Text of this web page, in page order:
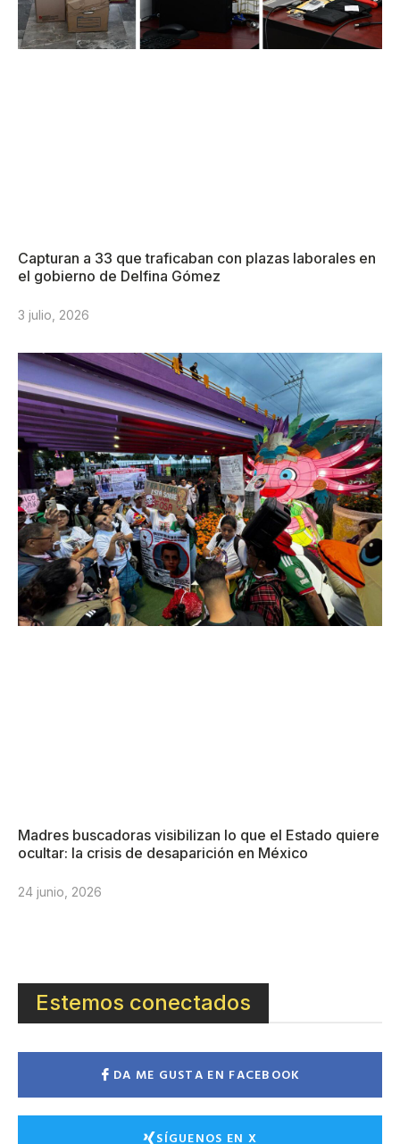
Capturan a 33 que traficaban con plazas laborales en
el gobierno de Delfina Gómez
3 julio, 2026
Madres buscadoras visibilizan lo que el Estado quiere
ocultar: la crisis de desaparición en México
24 junio, 2026
Estemos conectados
DA ME GUSTA EN FACEBOOK
SÍGUENOS EN X